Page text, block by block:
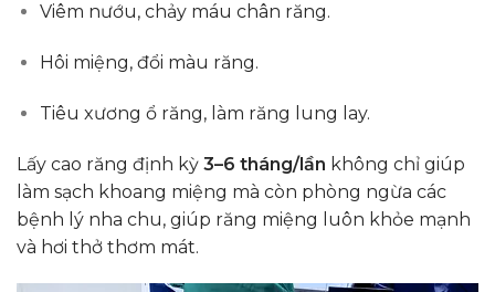
Viêm nướu, chảy máu chân răng.
Hôi miệng, đổi màu răng.
Tiêu xương ổ răng, làm răng lung lay.
Lấy cao răng định kỳ 3–6 tháng/lần không chỉ giúp
làm sạch khoang miệng mà còn phòng ngừa các
bệnh lý nha chu, giúp răng miệng luôn khỏe mạnh
và hơi thở thơm mát.